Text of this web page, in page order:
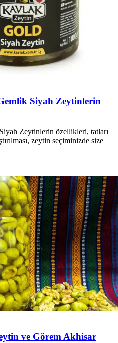
Siyah Zeytinlerin
Zeytinlerin özellikleri, tatları
zeytin seçiminizde size
ve Görem Akhisar